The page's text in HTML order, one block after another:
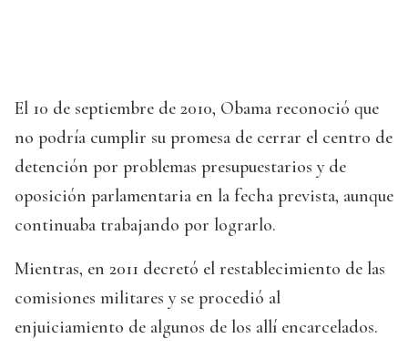
El 10 de septiembre de 2010, Obama reconoció que
no podría cumplir su promesa de cerrar el centro de
detención por problemas presupuestarios y de
oposición parlamentaria en la fecha prevista, aunque
continuaba trabajando por lograrlo.
Mientras, en 2011 decretó el restablecimiento de las
comisiones militares y se procedió al
enjuiciamiento de algunos de los allí encarcelados.